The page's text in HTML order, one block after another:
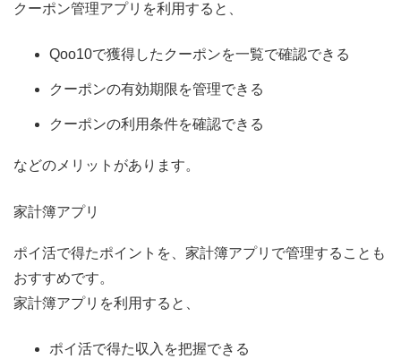
クーポン管理アプリを利用すると、
Qoo10で獲得したクーポンを一覧で確認できる
クーポンの有効期限を管理できる
クーポンの利用条件を確認できる
などのメリットがあります。
家計簿アプリ
ポイ活で得たポイントを、家計簿アプリで管理することも
おすすめです。
家計簿アプリを利用すると、
ポイ活で得た収入を把握できる